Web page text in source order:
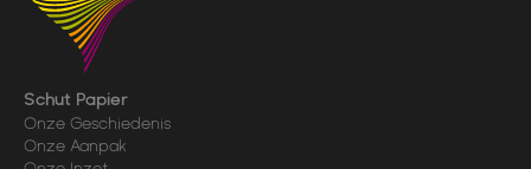
Schut Papier
Onze Geschiedenis
Onze Aanpak